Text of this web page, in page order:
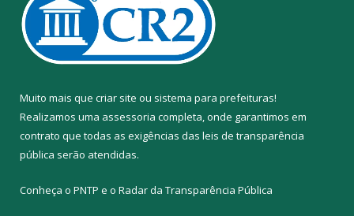
Muito mais que criar site ou sistema para prefeituras!
Realizamos uma assessoria completa, onde garantimos em
contrato que todas as exigências das leis de transparência
pública serão atendidas.
Conheça o PNTP e o Radar da Transparência Pública